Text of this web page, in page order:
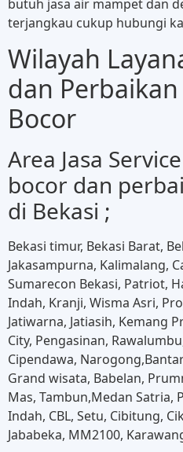
butuh jasa air mampet dan
terjangkau cukup hubungi
Wilayah
dan
Bocor
Area Jasa
bocor dan
di Bekasi ;
Bekasi timur, Bekasi Barat,
Jakasampurna, Kalimalang,
Sumarecon Bekasi, Patriot,
Indah, Kranji, Wisma Asri,
Jatiwarna, Jatiasih, Kemang
City, Pengasinan,
Cipendawa,
Grand wisata, Babelan,
Mas, Tambun,Medan Satria,
Indah, CBL, Setu, Cibitung,
Jababeka, MM2100,